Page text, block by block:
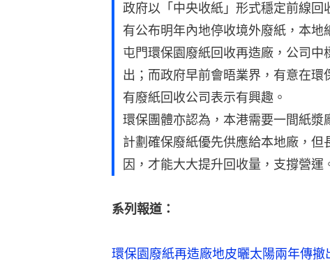
政府以「中央收紙」形式穩定前線
有公布明年內地停收境外廢紙，本地
屯門環保園廢紙回收再造廠，公司
出；而政府早前會晤業界，有意在環
有廢紙回收公司表示有興趣。
環保團體亦認為，本港需要一間紙
計劃確保廢紙優先供應給本地廠，
因，才能大大提升回收量，支撐營運
系列報道：
環保園廢紙再造廠地皮曬太陽兩年傳